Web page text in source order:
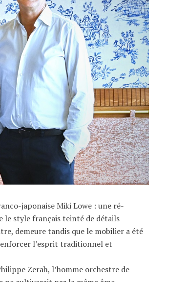
japonaise Miki Lowe : une ré-
le style français teinté de détails
demeure tandis que le mobilier a été
l’esprit traditionnel et
Zerah, l’homme orchestre de